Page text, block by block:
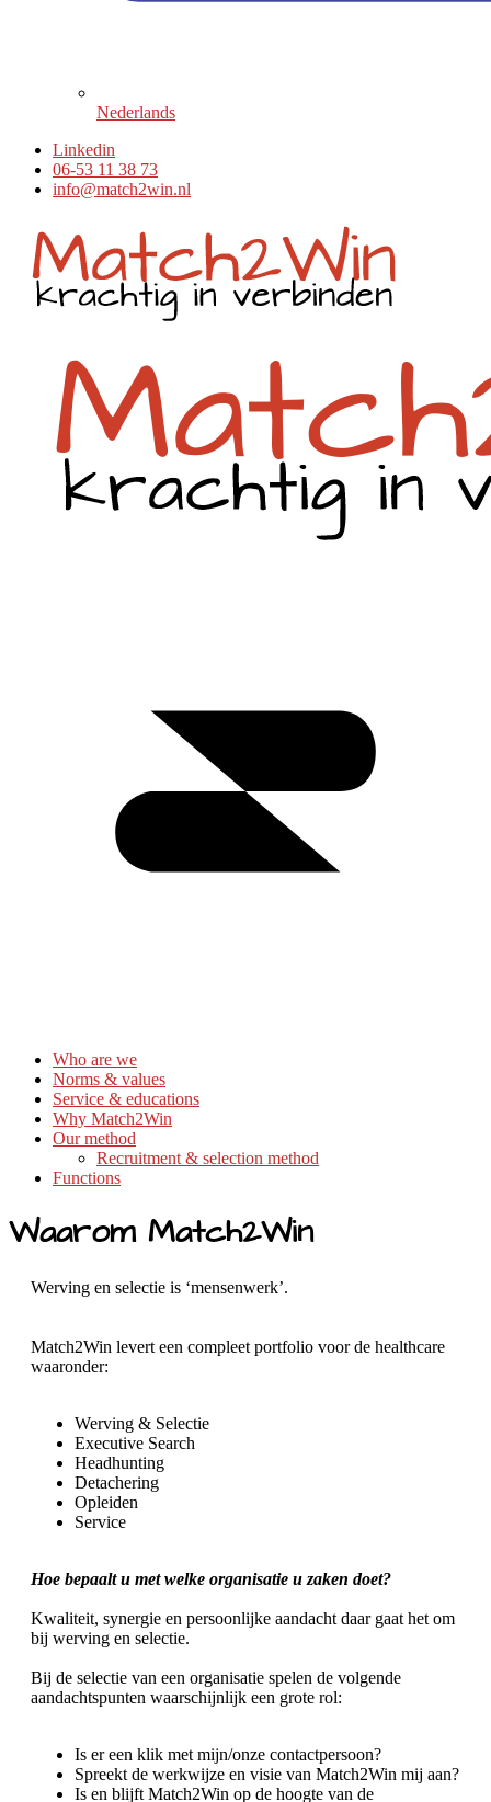
Nederlands
Linkedin
06-53 11 38 73
info@match2win.nl
Who are we
Norms & values
Service & educations
Why Match2Win
Our method
Recruitment & selection method
Functions
Waarom Match2Win
Werving en selectie is ‘mensenwerk’.
Match2Win levert een compleet portfolio voor de healthcare
waaronder:
Werving & Selectie
Executive Search
Headhunting
Detachering
Opleiden
Service
Hoe bepaalt u met welke organisatie u zaken doet?
Kwaliteit, synergie en persoonlijke aandacht daar gaat het om
bij werving en selectie.
Bij de selectie van een organisatie spelen de volgende
aandachtspunten waarschijnlijk een grote rol:
Is er een klik met mijn/onze contactpersoon?
Spreekt de werkwijze en visie van Match2Win mij aan?
Is en blijft Match2Win op de hoogte van de